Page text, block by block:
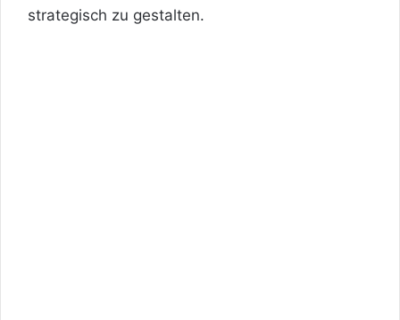
strategisch zu gestalten.